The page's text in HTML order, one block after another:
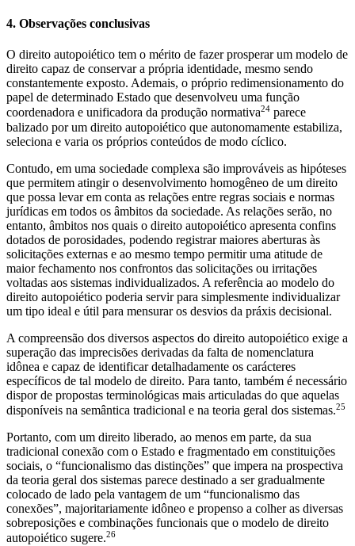
4. Observações conclusivas
O direito autopoiético tem o mérito de fazer prosperar um modelo de
direito capaz de conservar a própria identidade, mesmo sendo
constantemente exposto. Ademais, o próprio redimensionamento do
papel de determinado Estado que desenvolveu uma função
coordenadora e unificadora da produção normativa24 parece
balizado por um direito autopoiético que autonomamente estabiliza,
seleciona e varia os próprios conteúdos de modo cíclico.
Contudo, em uma sociedade complexa são improváveis as hipóteses
que permitem atingir o desenvolvimento homogêneo de um direito
que possa levar em conta as relações entre regras sociais e normas
jurídicas em todos os âmbitos da sociedade. As relações serão, no
entanto, âmbitos nos quais o direito autopoiético apresenta confins
dotados de porosidades, podendo registrar maiores aberturas às
solicitações externas e ao mesmo tempo permitir uma atitude de
maior fechamento nos confrontos das solicitações ou irritações
voltadas aos sistemas individualizados. A referência ao modelo do
direito autopoiético poderia servir para simplesmente individualizar
um tipo ideal e útil para mensurar os desvios da práxis decisional.
A compreensão dos diversos aspectos do direito autopoiético exige a
superação das imprecisões derivadas da falta de nomenclatura
idônea e capaz de identificar detalhadamente os carácteres
específicos de tal modelo de direito. Para tanto, também é necessário
dispor de propostas terminológicas mais articuladas do que aquelas
disponíveis na semântica tradicional e na teoria geral dos sistemas.25
Portanto, com um direito liberado, ao menos em parte, da sua
tradicional conexão com o Estado e fragmentado em constituições
sociais, o “funcionalismo das distinções” que impera na prospectiva
da teoria geral dos sistemas parece destinado a ser gradualmente
colocado de lado pela vantagem de um “funcionalismo das
conexões”, majoritariamente idôneo e propenso a colher as diversas
sobreposições e combinações funcionais que o modelo de direito
autopoiético sugere.26